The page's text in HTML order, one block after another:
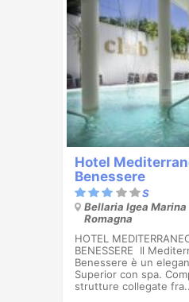
Hotel
Benessere
Bellaria Igea
Romagna
HOTEL
BENESSERE Il
Benessere è un
Superior con spa.
strutture collegate